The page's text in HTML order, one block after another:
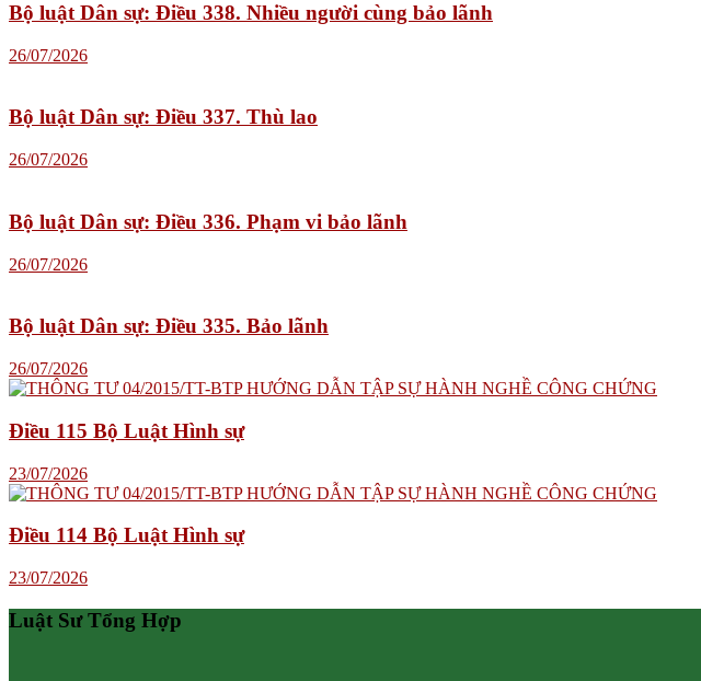
Bộ luật Dân sự: Điều 338. Nhiều người cùng bảo lãnh
26/07/2026
Bộ luật Dân sự: Điều 337. Thù lao
26/07/2026
Bộ luật Dân sự: Điều 336. Phạm vi bảo lãnh
26/07/2026
Bộ luật Dân sự: Điều 335. Bảo lãnh
26/07/2026
Điều 115 Bộ Luật Hình sự
23/07/2026
Điều 114 Bộ Luật Hình sự
23/07/2026
Luật Sư Tổng Hợp